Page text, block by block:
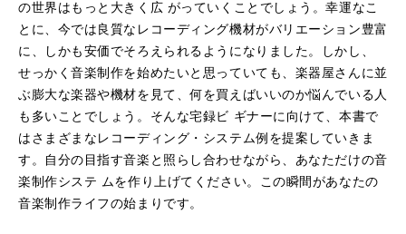
の世界はもっと大きく広 がっていくことでしょう。幸運なこ
とに、今では良質なレコーディング機材がバリエーション豊富
に、しかも安価でそろえられるようになりました。しかし、
せっかく音楽制作を始めたいと思っていても、楽器屋さんに並
ぶ膨大な楽器や機材を見て、何を買えばいいのか悩んでいる人
も多いことでしょう。そんな宅録ビ ギナーに向けて、本書で
はさまざまなレコーディング・システム例を提案していきま
す。自分の目指す音楽と照らし合わせながら、あなただけの音
楽制作システ ムを作り上げてください。この瞬間があなたの
音楽制作ライフの始まりです。